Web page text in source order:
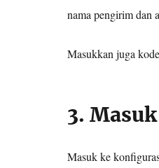
nama pengirim dan
Masukkan juga
3.
Masuk ke